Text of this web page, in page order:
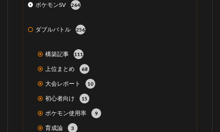
ポケモンSV 264
ダブルバトル 256
構築記事 111
上位まとめ 68
大会レポート 10
初心者向け 15
ポケモン使用率 9
育成論 3